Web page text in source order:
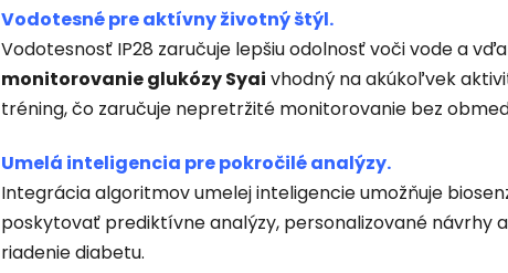
Vodotesné pre aktívny životný štýl.
Vodotesnosť IP28 zaručuje lepšiu odolnosť voči vode a
monitorovanie glukózy Syai vhodný na akúkoľvek
tréning, čo zaručuje nepretržité monitorovanie bez
Umelá inteligencia pre pokročilé analýzy.
Integrácia algoritmov umelej inteligencie umožňuje
poskytovať prediktívne analýzy, personalizované návrhy
riadenie diabetu.